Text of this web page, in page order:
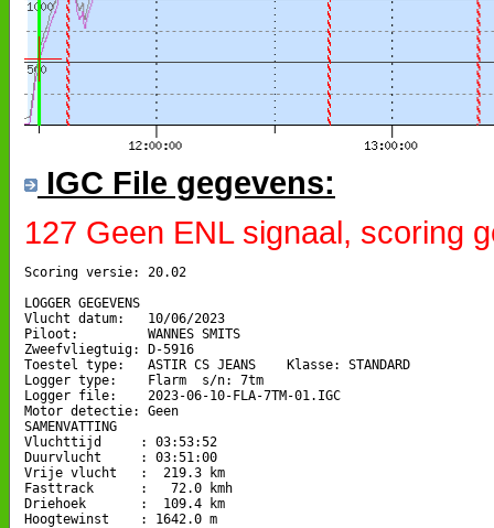
IGC File gegevens:
127 Geen ENL signaal, scoring
Scoring versie: 20.02
LOGGER GEGEVENS
Vlucht datum:   10/06/2023
Piloot:         WANNES SMITS
Zweefvliegtuig: D-5916
Toestel type:   ASTIR CS JEANS    Klasse: STANDARD
Logger type:    Flarm  s/n: 7tm
Logger file:    2023-06-10-FLA-7TM-01.IGC
Motor detectie: Geen
SAMENVATTING
Vluchttijd     : 03:53:52
Duurvlucht     : 03:51:00
Vrije vlucht   :  219.3 km
Fasttrack      :   72.0 kmh
Driehoek       :  109.4 km
Hoogtewinst    : 1642.0 m